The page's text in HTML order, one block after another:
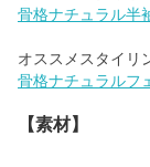
骨格ナチュラルフ
【素材】